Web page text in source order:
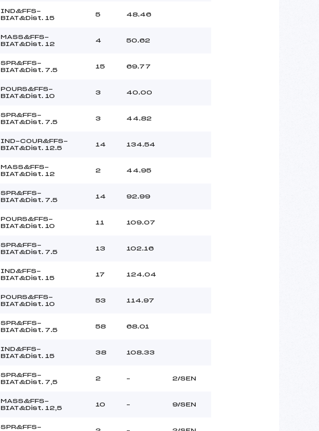
IND&FFS-
BIAT&Dist. 15
5 48.46
MASS&FFS-
BIAT&Dist. 12
4 50.62
SPR&FFS-
BIAT&Dist. 7.5
15 69.77
POURS&FFS-
BIAT&Dist. 10
3 40.00
SPR&FFS-
BIAT&Dist. 7.5
3 44.82
IND-COUR&FFS-
BIAT&Dist. 12.5
14 134.54
MASS&FFS-
BIAT&Dist. 12
2 44.95
SPR&FFS-
BIAT&Dist. 7.5
14 92.99
POURS&FFS-
BIAT&Dist. 10
11 109.07
SPR&FFS-
BIAT&Dist. 7.5
13 102.16
IND&FFS-
BIAT&Dist. 15
17 124.04
POURS&FFS-
BIAT&Dist. 10
53 114.97
SPR&FFS-
BIAT&Dist. 7.5
58 68.01
IND&FFS-
BIAT&Dist. 15
38 108.33
SPR&FFS-
BIAT&Dist. 7,5
2 – 2/SEN
MASS&FFS-
BIAT&Dist. 12,5
10 – 9/SEN
SPR&FFS-